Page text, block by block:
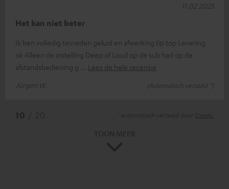
Het kan niet beter
Ik ben volledig tevreden geluid en afwerking tip top Levering
ok Alleen de instelling Deep of Loud op de sub had op de
afstandsbediening g
Lees de hele recensie
Jürgen W.
(Automatisch vertaald *)
11.02.2025